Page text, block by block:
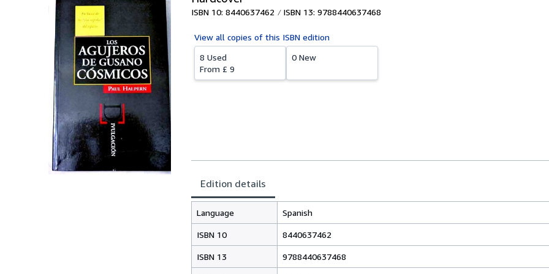
ISBN 10: 8440637462 ISBN 13: 9788440637468
View all copies of this ISBN edition
8 Used
From £ 9
0 New
Edition details
Language Spanish
ISBN 10 8440637462
ISBN 13 9788440637468